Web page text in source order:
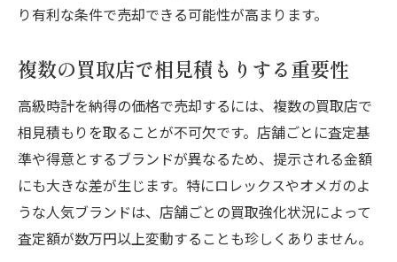
り有利な条件で売却できる可能性が高まります。
複数の買取店で相見積もりする重要性
高級時計を納得の価格で売却するには、複数の買取店で
相見積もりを取ることが不可欠です。店舗ごとに査定基
準や得意とするブランドが異なるため、提示される金額
にも大きな差が生じます。特にロレックスやオメガのよ
うな人気ブランドは、店舗ごとの買取強化状況によって
査定額が数万円以上変動することも珍しくありません。